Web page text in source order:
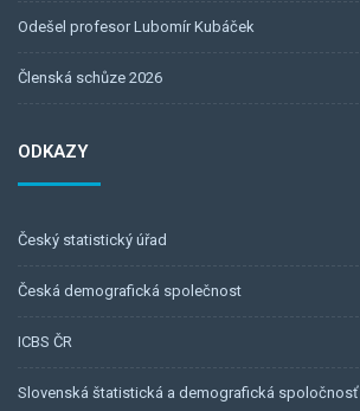
Odešel profesor Lubomír Kubáček
Členská schůze 2026
ODKAZY
Český statistický úřad
Česká demografická společnost
ICBS ČR
Slovenská štatistická a demografická spoločnosť